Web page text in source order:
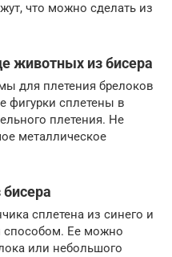
что можно сделать из
животных из бисера
для плетения брелоков
фигурки сплетены в
плетения. Не
металлическое
сплетена из синего и
способом. Ее можно
или небольшого